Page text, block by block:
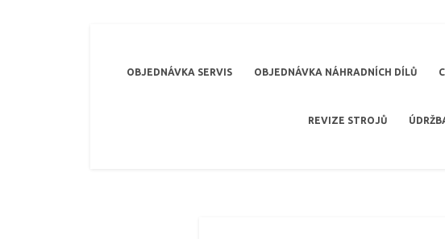
OBJEDNÁVKA SERVIS OBJEDNÁVKA NÁHRADNÍCH DÍLŮ
REVIZE STROJŮ